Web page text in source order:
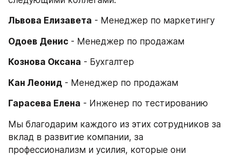
Львова Елизавета - Менеджер по маркетингу
Одоев Денис - Менеджер по продажам
Кознова Оксана - Бухгалтер
Кан Леонид - Менеджер по продажам
Гарасева Елена - Инженер по тестированию
Мы благодарим каждого из этих сотрудников за
вклад в развитие компании, за
профессионализм и усилия, которые они